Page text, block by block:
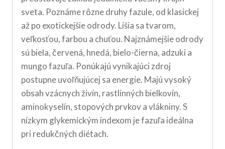
sveta. Poznáme rôzne druhy fazule, od klasickej
až po exotickejšie odrody. Líšia sa tvarom,
veľkosťou, farbou a chuťou. Najznámejšie odrody
sú biela, červená, hnedá, bielo-čierna, adzuki a
mungo fazuľa. Ponúkajú vynikajúci zdroj
postupne uvoľňujúcej sa energie. Majú vysoký
obsah vzácnych živín, rastlinných bielkovín,
aminokyselín, stopových prvkov a vlákniny. S
nízkym glykemickým indexom je fazuľa ideálna
pri redukčných diétach.